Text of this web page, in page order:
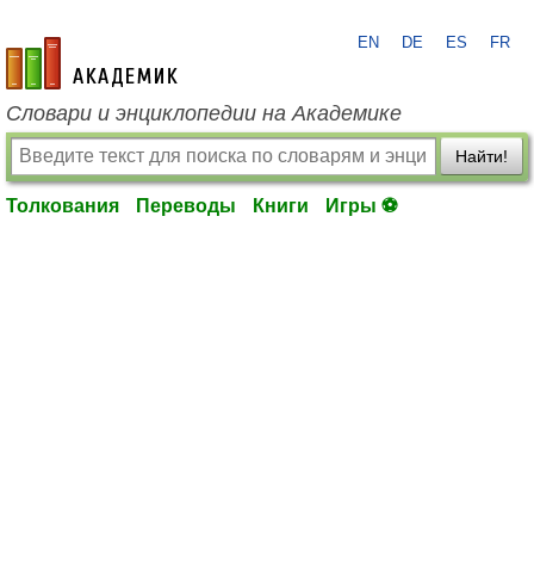
academic.ru
EN DE ES FR
Словари и энциклопедии на Академике
Найти!
Толкования Переводы Книги Игры ⚽